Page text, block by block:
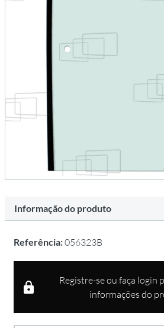
Informação do produto
Referência:056323B
Registre-se ou faça login
informações do